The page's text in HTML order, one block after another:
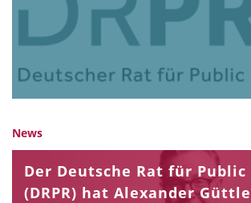
News
Der Deutsche Rat für
(DRPR) hat Alexander